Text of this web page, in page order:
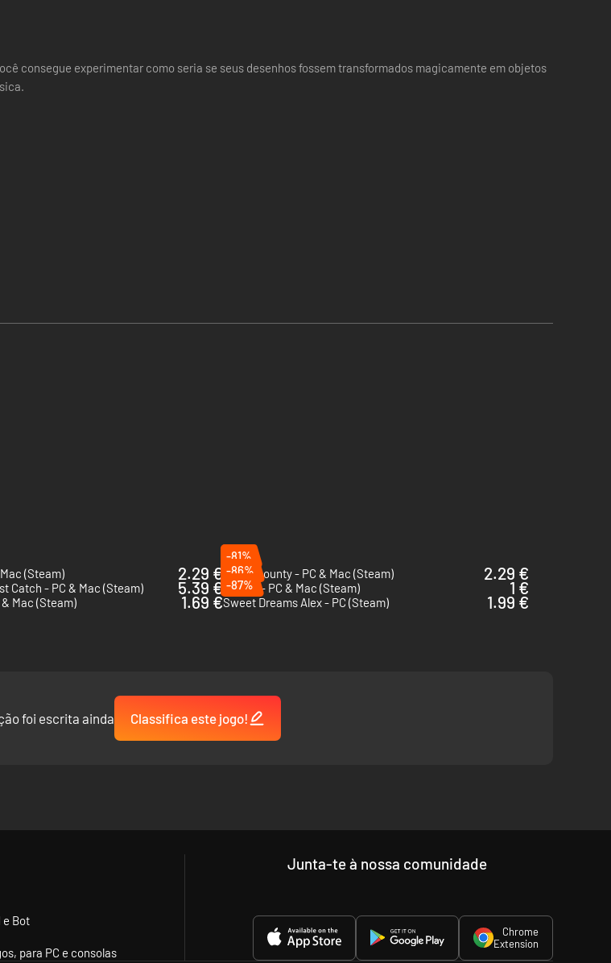
consegue experimentar como seria se seus desenhos fossem transformados magicamente em objetos
(Steam)
2.29 €
-81%
Donut County - PC & Mac (Steam)
2.29 €
Catch - PC & Mac (Steam)
5.39 €
-86%
Puddle - PC & Mac (Steam)
1 €
Mac (Steam)
1.69 €
-87%
Sweet Dreams Alex - PC (Steam)
1.99 €
foi escrita ainda Classifica este jogo!
e Bot
para PC e consolas
Junta-te à nossa comunidade
Chrome
Extension